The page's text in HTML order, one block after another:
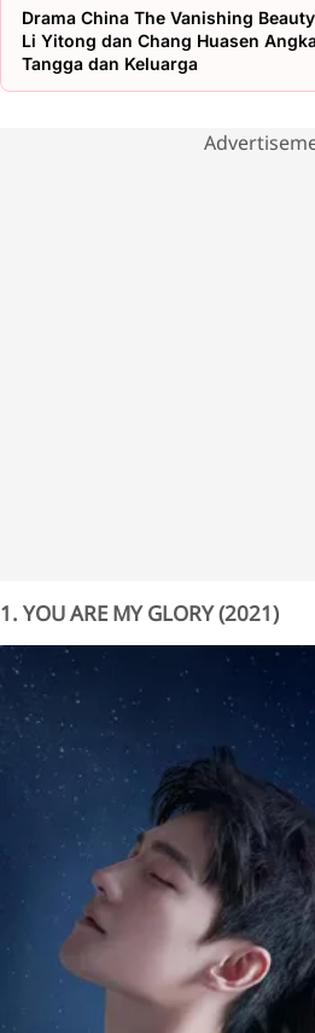
HOT GIRL (2016)
QnA Rekomendasi Drama Dilraba
Drama China The Vanishing
Li Yitong dan Chang Huasen
Tangga dan Keluarga
1. YOU ARE MY GLORY (2021)